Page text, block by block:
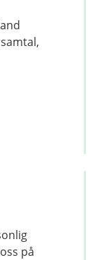
på